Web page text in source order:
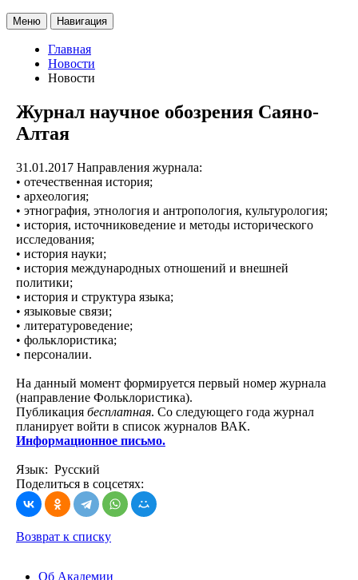
Меню Навигация
Главная
Новости
Новости
Журнал научное обозрения Саяно-
Алтая
31.01.2017 Направления журнала:
• отечественная история;
• археология;
• этнография, этнология и антропология, культурология;
• история, источниковедение и методы исторического
исследования;
• история науки;
• история международных отношений и внешней
политики;
• история и структура языка;
• языковые связи;
• литературоведение;
• фольклористика;
• персоналии.
На данный момент формируется первый номер журнала
(направление Фольклористика).
Публикация бесплатная. Со следующего года журнал
планирует войти в список журналов ВАК.
Информационное письмо.
Язык: Русский
Поделиться в соцсетях:
Возврат к списку
Об Академии